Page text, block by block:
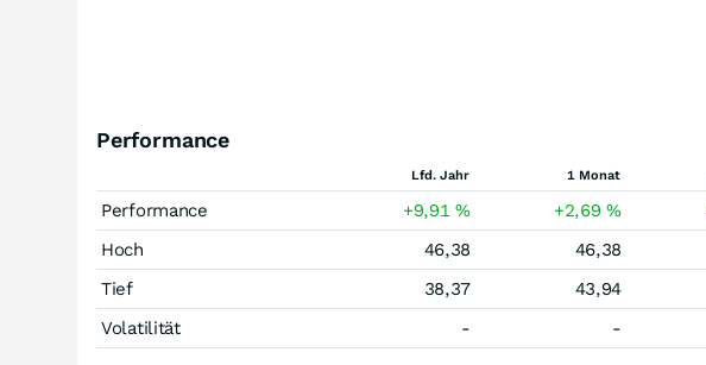
Performance
Lfd. Jahr 1 Monat
Performance +9,91% +2,69%
Hoch
46,38 46,38
Tief
38,37 43,94
Volatilität
- -